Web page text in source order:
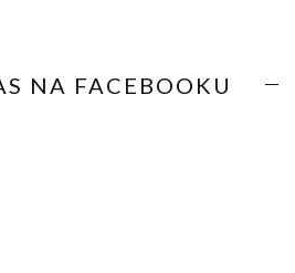
NA FACEBOOKU